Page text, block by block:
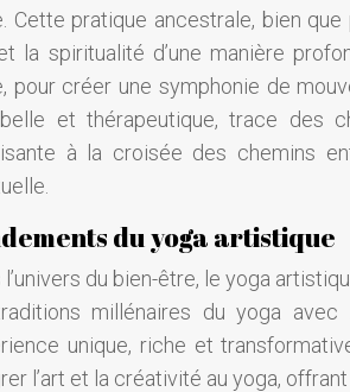
Cette pratique ancestrale, bien
et la spiritualité d’une manière
pour créer une symphonie de
et thérapeutique, trace des
à la croisée des chemins
du yoga artistique
l’univers du bien-être, le yoga
millénaires du yoga
unique, riche et
l’art et la créativité au yoga,